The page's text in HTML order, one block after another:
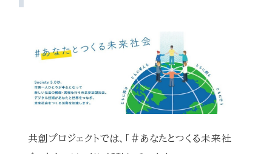
共創プロジェクトでは、「#あなたとつくる未来社